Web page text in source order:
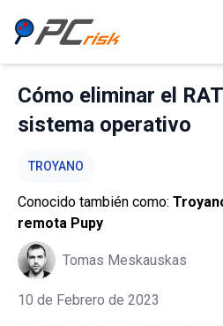
Cómo eliminar el
sistema operativo
TROYANO
Conocido también como:
remota Pupy
Tomas Meskauskas
10 de Febrero de 2023